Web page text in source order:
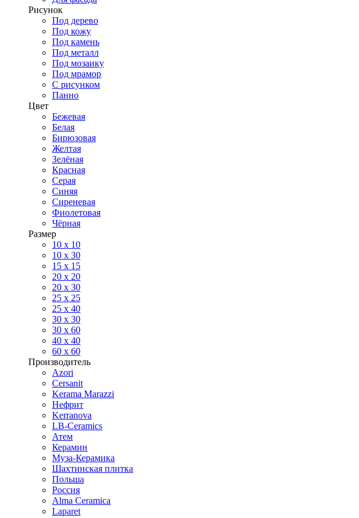
Рисунок
Под дерево
Под кожу
Под камень
Под металл
Под мозаику
Под мрамор
С рисунком
Панно
Цвет
Бежевая
Белая
Бирюзовая
Желтая
Зелёная
Красная
Серая
Синяя
Сиреневая
Фиолетовая
Чёрная
Размер
10 х 10
10 x 30
15 x 15
20 х 20
20 x 30
25 x 25
25 x 40
30 x 30
30 х 60
40 х 40
60 х 60
Производитель
Azori
Cersanit
Kerama Marazzi
Нефрит
Kerranova
LB-Ceramics
Атем
Керамин
Муза-Керамика
Шахтинская плитка
Польша
Россия
Alma Ceramica
Laparet